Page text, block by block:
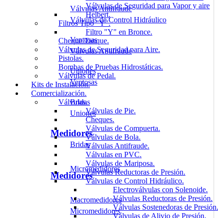
Válvulas de Control Hidráulico
Válvulas Antifraude
Ventosas
Uniones
Bridas
Medidores
Micromedidores
Válvulas Antifraude
Ventosas
Uniones
Bridas
Medidores
Micromedidores
Macromedidores
Válvulas de Seguridad para Vapor y aire
Helbert.
Filtros Tipo "Y".
Filtro "Y" en Bronce.
Cheque Tanque.
Válvulas de Seguridad para Aire.
Pistolas.
Bombas de Pruebas Hidrostáticas.
Válvulas de Pedal.
Kits de Instalación.
Comercialización.
Válvulas.
Válvulas de Pie.
Cheques.
Válvulas de Compuerta.
Válvulas de Bola.
Válvulas Antifraude.
Válvulas en PVC.
Válvulas de Mariposa.
Válvulas Reductoras de Presión.
Válvulas de Control Hidráulico.
Electroválvulas con Solenoide.
Válvulas Reductoras de Presión.
Válvulas Sostenedoras de Presión.
Válvulas de Alivio de Presión.